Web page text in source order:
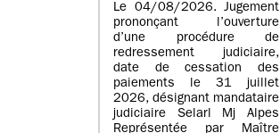
Le 04/08/2026. Jugement
prononçant l’ouverture
d’une procédure de
redressement judiciaire,
date de cessation des
paiements le 31 juillet
2026, désignant mandataire
judiciaire Selarl Mj Alpes
Représentée par Maître